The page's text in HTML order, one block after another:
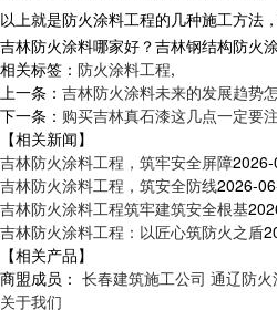
以上就是防火涂料工程的几种施工方法
吉林防火涂料哪家好？吉林钢结构防火
相关标签： 防火涂料工程,
上一条： 吉林防火涂料未来的发展趋势
下一条： 购买吉林真石漆这几点一定要
【相关新闻】
吉林防火涂料工程，筑牢安全屏障
吉林防火涂料工程，筑安全防线2026-
吉林防火涂料工程筑牢建筑安全根基
吉林防火涂料工程：以匠心筑防火之盾
【相关产品】
商盟成员： 长春建筑施工公司 通辽防火
关于我们